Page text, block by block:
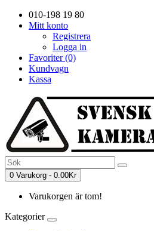
010-198 19 80
Mitt konto
Registrera
Logga in
Favoriter (0)
Kundvagn
Kassa
0 Varukorg - 0.00Kr
Varukorgen är tom!
Kategorier